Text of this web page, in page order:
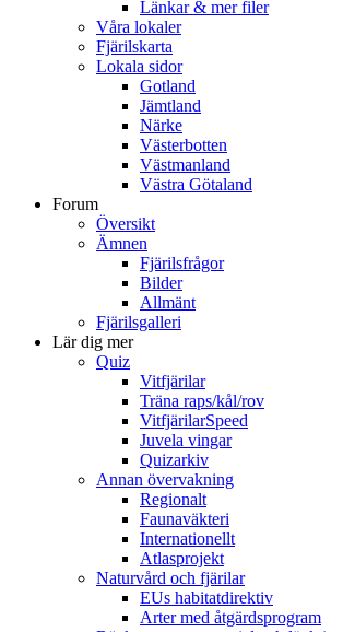
Länkar & mer filer
Våra lokaler
Fjärilskarta
Lokala sidor
Gotland
Jämtland
Närke
Västerbotten
Västmanland
Västra Götaland
Forum
Översikt
Ämnen
Fjärilsfrågor
Bilder
Allmänt
Fjärilsgalleri
Lär dig mer
Quiz
Vitfjärilar
Träna raps/kål/rov
VitfjärilarSpeed
Juvela vingar
Quizarkiv
Annan övervakning
Regionalt
Faunaväkteri
Internationellt
Atlasprojekt
Naturvård och fjärilar
EUs habitatdirektiv
Arter med åtgärdsprogram